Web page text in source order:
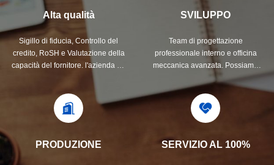
Alta qualità
Sigillo di fiducia, Controllo del
credito, RoSH e Valutazione della
capacità del fornitore. l'azienda ha
professionale.
SVILUPPO
Team di progettazione
professionale interno e officina
meccanica avanzata. Possiamo
collaborare per sviluppare i
prodotti di cui hai bisogno.
PRODUZIONE SERVIZIO AL 100%